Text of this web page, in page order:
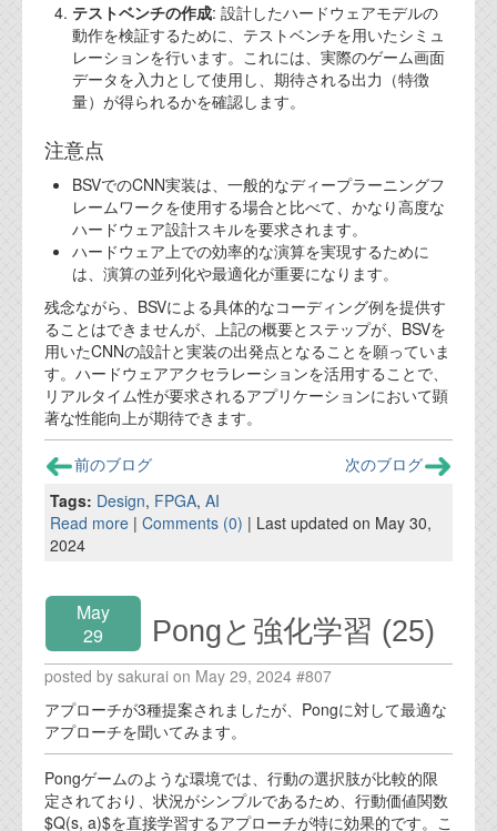
テストベンチの作成: 設計したハードウェアモデルの
動作を検証するために、テストベンチを用いたシミュ
レーションを行います。これには、実際のゲーム画面
データを入力として使用し、期待される出力（特徴
量）が得られるかを確認します。
注意点
BSVでのCNN実装は、一般的なディープラーニングフ
レームワークを使用する場合と比べて、かなり高度な
ハードウェア設計スキルを要求されます。
ハードウェア上での効率的な演算を実現するために
は、演算の並列化や最適化が重要になります。
残念ながら、BSVによる具体的なコーディング例を提供す
ることはできませんが、上記の概要とステップが、BSVを
用いたCNNの設計と実装の出発点となることを願っていま
す。ハードウェアアクセラレーションを活用することで、
リアルタイム性が要求されるアプリケーションにおいて顕
著な性能向上が期待できます。
前のブログ
次のブログ
Tags: Design, FPGA, AI
Read more | Comments (0) | Last updated on May 30,
2024
May
29
Pongと強化学習 (25)
posted by sakurai on May 29, 2024 #807
アプローチが3種提案されましたが、Pongに対して最適な
アプローチを聞いてみます。
Pongゲームのような環境では、行動の選択肢が比較的限
定されており、状況がシンプルであるため、行動価値関数
$Q(s, a)$を直接学習するアプローチが特に効果的です。こ